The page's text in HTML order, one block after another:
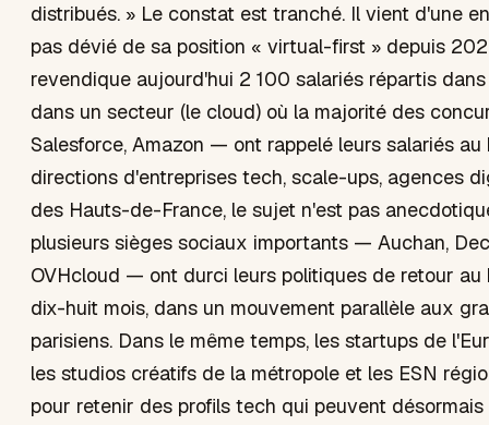
distribués. » Le constat est tranché. Il vient d'une
pas dévié de sa position « virtual-first » depuis
revendique aujourd'hui 2 100 salariés répartis
dans un secteur (le cloud) où la majorité des
Salesforce, Amazon — ont rappelé leurs salariés au
directions d'entreprises tech, scale-ups, agences
des Hauts-de-France, le sujet n'est pas
plusieurs sièges sociaux importants — Auchan,
OVHcloud — ont durci leurs politiques de retour au
dix-huit mois, dans un mouvement parallèle aux
parisiens. Dans le même temps, les startups de
les studios créatifs de la métropole et les ESN
pour retenir des profils tech qui peuvent